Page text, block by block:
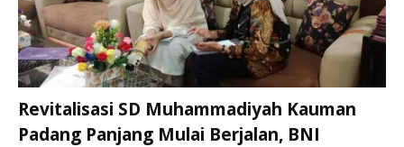
Revitalisasi SD Muhammadiyah Kauman
Padang Panjang Mulai Berjalan, BNI